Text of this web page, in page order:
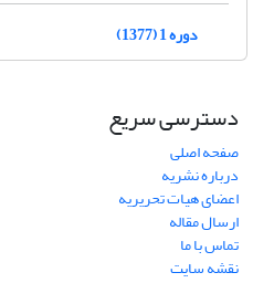
دوره 1 (1377)
دسترسی سریع
صفحه اصلی
درباره نشریه
اعضای هیات تحریریه
ارسال مقاله
تماس با ما
نقشه سایت